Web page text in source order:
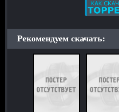
Рекомендуем скачать: